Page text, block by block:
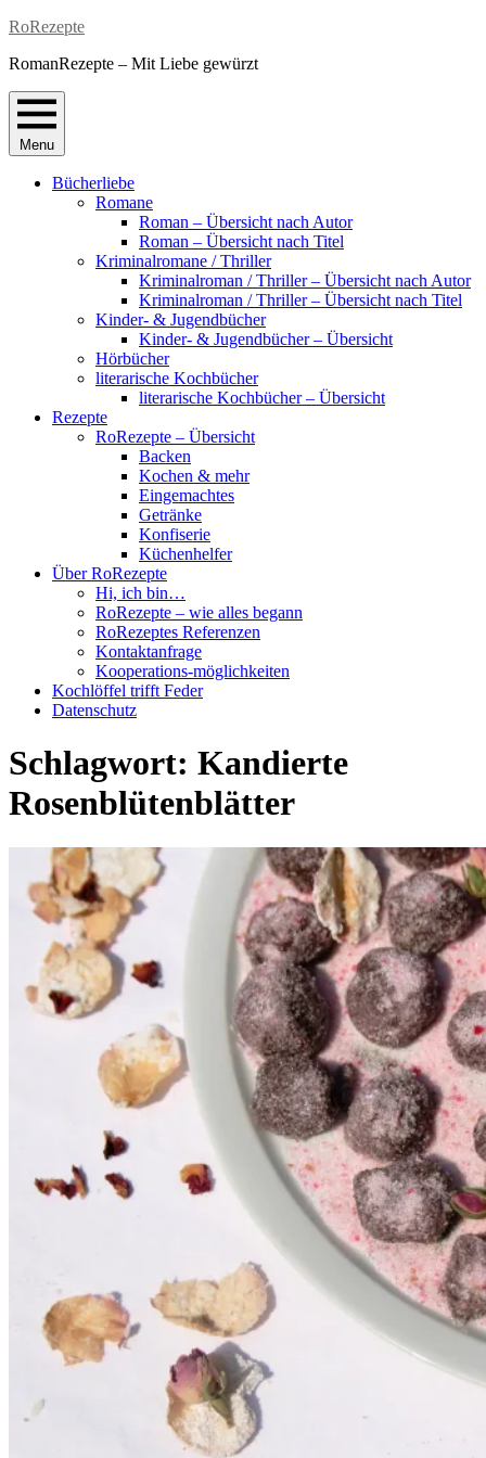
Skip
content
RoRezepte
RomanRezepte – Mit Liebe gewürzt
Menu
Bücherliebe
Romane
Roman – Übersicht nach Autor
Roman – Übersicht nach Titel
Kriminalromane / Thriller
Kriminalroman / Thriller – Übersicht nach Autor
Kriminalroman / Thriller – Übersicht nach Titel
Kinder- & Jugendbücher
Kinder- & Jugendbücher – Übersicht
Hörbücher
literarische Kochbücher
literarische Kochbücher – Übersicht
Rezepte
RoRezepte – Übersicht
Backen
Kochen & mehr
Eingemachtes
Getränke
Konfiserie
Küchenhelfer
Über RoRezepte
Hi, ich bin…
RoRezepte – wie alles begann
RoRezeptes Referenzen
Kontaktanfrage
Kooperations-möglichkeiten
Kochlöffel trifft Feder
Datenschutz
Schlagwort: Kandierte
Rosenblütenblätter